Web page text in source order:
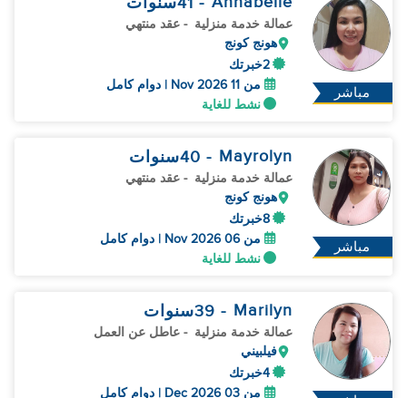
مباشر
عمالة خدمة منزلية - عقد منتهي
هونج كونج
2خبرتك
من 11 Nov 2026 | دوام كامل
نشط للغاية
مباشر
Mayrolyn
- 40 سنوات
عمالة خدمة منزلية - عقد منتهي
هونج كونج
8خبرتك
من 06 Nov 2026 | دوام كامل
نشط للغاية
Marilyn
- 39 سنوات
عمالة خدمة منزلية - عاطل عن العمل
فيلبيني
4خبرتك
من 03 Dec 2026 | دوام كامل